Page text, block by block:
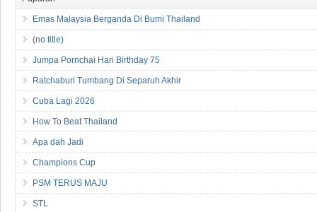
Emas Malaysia Berganda Di Bumi Thailand
(no title)
Jumpa Pornchai Hari Birthday 75
Ratchaburi Tumbang Di Separuh Akhir
Cuba Lagi 2026
How To Beat Thailand
Apa dah Jadi
Champions Cup
PSM TERUS MAJU
STL